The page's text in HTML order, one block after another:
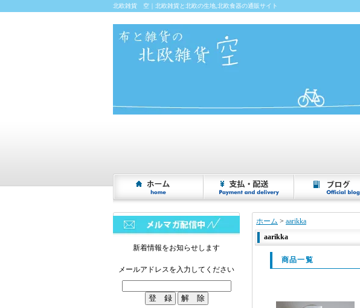
北欧雑貨 空｜北欧雑貨と北欧の生地,北欧食器の通販サイト
新着情報をお知らせします
メールアドレスを入力してください
ホーム > aarikka
aarikka
商品一覧